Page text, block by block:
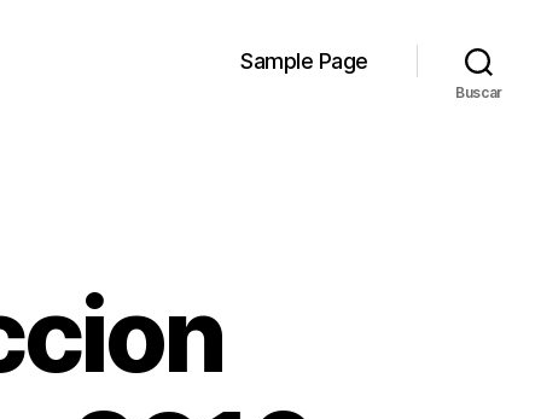
Sample Page
Buscar